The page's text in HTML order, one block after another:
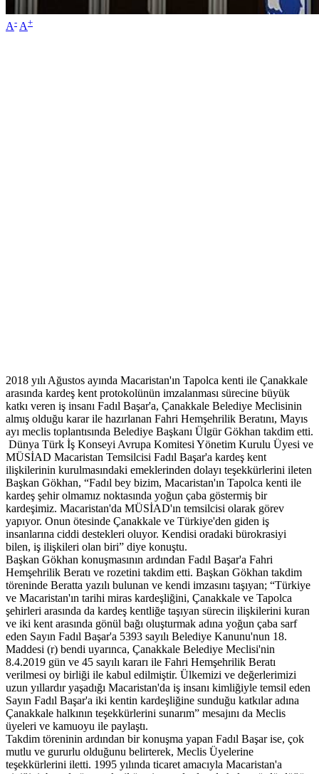
A- A+
2018 yılı Ağustos ayında Macaristan'ın Tapolca kenti ile Çanakkale
arasında kardeş kent protokolünün imzalanması sürecine büyük
katkı veren iş insanı Fadıl Başar'a, Çanakkale Belediye Meclisinin
almış olduğu karar ile hazırlanan Fahri Hemşehrilik Beratını, Mayıs
ayı meclis toplantısında Belediye Başkanı Ülgür Gökhan takdim etti.
Dünya Türk İş Konseyi Avrupa Komitesi Yönetim Kurulu Üyesi ve
MÜSİAD Macaristan Temsilcisi Fadıl Başar'a kardeş kent
ilişkilerinin kurulmasındaki emeklerinden dolayı teşekkürlerini ileten
Başkan Gökhan, “Fadıl bey bizim, Macaristan'ın Tapolca kenti ile
kardeş şehir olmamız noktasında yoğun çaba göstermiş bir
kardeşimiz. Macaristan'da MÜSİAD'ın temsilcisi olarak görev
yapıyor. Onun ötesinde Çanakkale ve Türkiye'den giden iş
insanlarına ciddi destekleri oluyor. Kendisi oradaki bürokrasiyi
bilen, iş ilişkileri olan biri” diye konuştu.
Başkan Gökhan konuşmasının ardından Fadıl Başar'a Fahri
Hemşehrilik Beratı ve rozetini takdim etti. Başkan Gökhan takdim
töreninde Beratta yazılı bulunan ve kendi imzasını taşıyan; “Türkiye
ve Macaristan'ın tarihi miras kardeşliğini, Çanakkale ve Tapolca
şehirleri arasında da kardeş kentliğe taşıyan sürecin ilişkilerini kuran
ve iki kent arasında gönül bağı oluşturmak adına yoğun çaba sarf
eden Sayın Fadıl Başar'a 5393 sayılı Belediye Kanunu'nun 18.
Maddesi (r) bendi uyarınca, Çanakkale Belediye Meclisi'nin
8.4.2019 gün ve 45 sayılı kararı ile Fahri Hemşehrilik Beratı
verilmesi oy birliği ile kabul edilmiştir. Ülkemizi ve değerlerimizi
uzun yıllardır yaşadığı Macaristan'da iş insanı kimliğiyle temsil eden
Sayın Fadıl Başar'a iki kentin kardeşliğine sunduğu katkılar adına
Çanakkale halkının teşekkürlerini sunarım” mesajını da Meclis
üyeleri ve kamuoyu ile paylaştı.
Takdim töreninin ardından bir konuşma yapan Fadıl Başar ise, çok
mutlu ve gururlu olduğunu belirterek, Meclis Üyelerine
teşekkürlerini iletti. 1995 yılında ticaret amacıyla Macaristan'a